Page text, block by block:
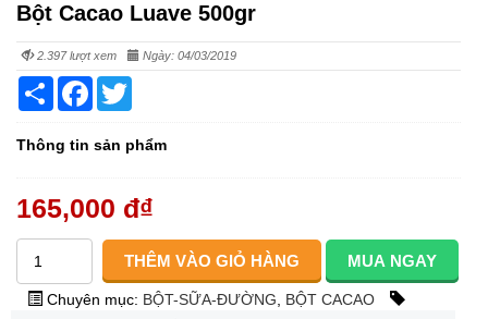
Bột Cacao Luave 500gr
2.397 lượt xem Ngày: 04/03/2019
Share Facebook
Thông tin sản phẩm
165,000 đ₫
Chuyên mục: BỘT-SỮA-ĐƯỜNG
BỘT CACAO